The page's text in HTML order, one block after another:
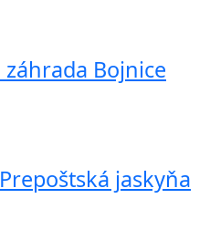
Bojnice
jaskyňa